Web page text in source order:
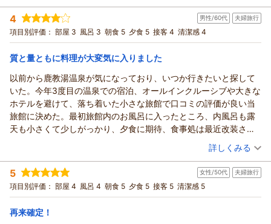
ているご様子が印象的でした。私まであたたかい気持ちにさせ
ていただきました。
またぜひ、季節を変えてゆっくりいらしてくださいね。
お待ちしております。
宿泊時期： 2026年02月宿泊 (一人旅)
投稿者： さゆちゃんさん
宿泊プラン： 【ひとり旅プラン】夕朝食付◆心地よい空間で自分だけの特別
な時間を ＜じゃらん限定＞
和室 朝・夕
宿泊価格帯： 28,001～29,000円(大人一人あたり/税込)
鹿教湯温泉 くつろぎの宿 黒岩旅館からの返信
さゆちゃんさま
この度は、ご利用いただき、誠にありがとうございました。
気負わず、ゆっくりお過ごしいただけた様子で何よりです。
お食事や、館内の清潔さ、備品にも目を向けてくださり嬉し
またぜひ、季節を変えて、のんびりいらしてください。
ありがとうございました。
（返信日：2026/03/05）
4 男性/60代 夫婦旅行
項目別評価： 部屋 3 風呂 3 朝食 5 夕食 5 接客 4 清潔感 4
質と量ともに料理が大変気に入りました
以前から鹿教湯温泉が気になっており、いつか行きたいと探して
いた。今年3度目の温泉での宿泊、オールインクルーシブや大きな
ホテルを避けて、落ち着いた小さな旅館で口コミの評価が良い当
旅館に決めた。最初旅館内のお風呂に入ったところ、内風呂も露
天も小さくて少しがっかり、夕食に期待、食事処は最近改装され
たのか綺麗、料理は地産地消をうたっており、各料理に工夫が施
されていた。馬肉と信州牛のサーロインは絶品でした。翌日の朝
食も美味しく頂きました。味は少し濃いめ、妻は各料理がのせら
れてた器が気に入ってました。お風呂も前日と男女入れ替えで、
早朝檜の桶風呂に入り、これもありかと評価が上がりました。歩
は店内の樽に入ってた量り売りの生酒と冷蔵庫の上田の地酒を土
（投稿日：2026/02/28）
宿泊時期： 2026年02月宿泊 (夫婦旅行)
投稿者： うららパパさん
宿泊プラン： 【じゃらんスペシャルウィーク】 【くつろぎの基本プラン】
とろける信州牛と里山の恵みを堪能
和室 朝・夕
宿泊価格帯：
詳しくみる
5 女性/50代 夫婦旅行
項目別評価： 部屋 4 風呂 4 朝食 5 夕食 5 接客 5 清潔感 5
再来確定！